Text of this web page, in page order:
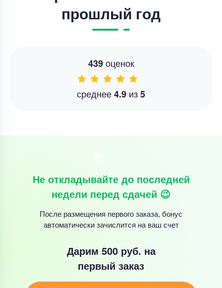
прошлый год
439оценок
среднее4.9 из5
Не откладывайте до последней
недели перед сдачей 😉
После размещения первого заказа, бонус
автоматически зачислится на ваш счет
Дарим 500 руб. на
первый заказ